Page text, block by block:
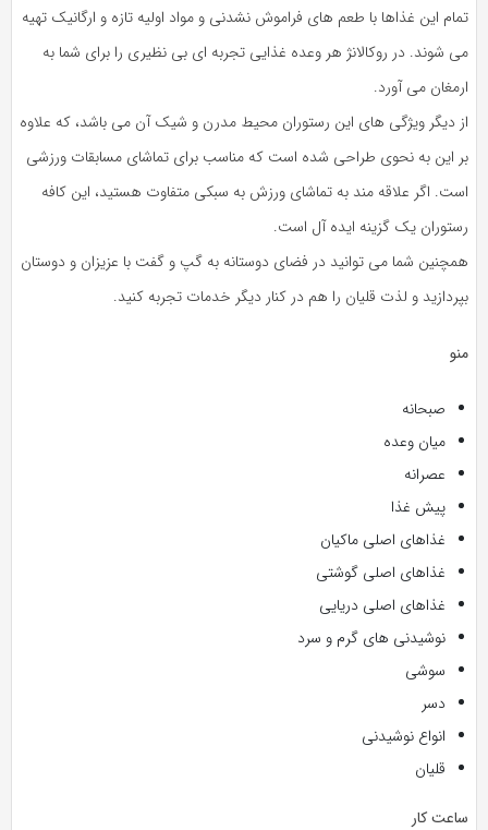
تمام این غذاها با طعم های فراموش نشدنی و مواد اولیه تازه و ارگانیک تهیه
می شوند. در روکالانژ هر وعده غذایی تجربه ای بی نظیری را برای شما به
ارمغان می آورد.
از دیگر ویژگی های این رستوران محیط مدرن و شیک آن می باشد، که علاوه
بر این به نحوی طراحی شده است که مناسب برای تماشای مسابقات ورزشی
است. اگر علاقه مند به تماشای ورزش به سبکی متفاوت هستید، این کافه
رستوران یک گزینه ایده آل است.
همچنین شما می توانید در فضای دوستانه به گپ و گفت با عزیزان و دوستان
بپردازید و لذت قلیان را هم در کنار دیگر خدمات تجربه کنید.
منو
صبحانه
میان وعده
عصرانه
پیش غذا
غذاهای اصلی ماکیان
غذاهای اصلی گوشتی
غذاهای اصلی دریایی
نوشیدنی های گرم و سرد
سوشی
دسر
انواع نوشیدنی
قلیان
ساعت کار